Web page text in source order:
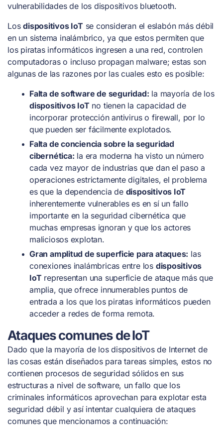
vulnerabilidades de los dispositivos bluetooth.
Losdispositivos IoT se consideran el eslabón más débil
en un sistema inalámbrico, ya que estos permiten que
los piratas informáticos ingresen a una red, controlen
computadoras o incluso propagan malware; estas son
algunas de las razones por las cuales esto es posible:
Falta de software de seguridad: la mayoría de los
dispositivos IoT no tienen la capacidad de
incorporar protección antivirus o firewall, por lo
que pueden ser fácilmente explotados.
Falta de conciencia sobre la seguridad
cibernética: la era moderna ha visto un número
cada vez mayor de industrias que dan el paso a
operaciones estrictamente digitales, el problema
es que la dependencia de dispositivos IoT
inherentemente vulnerables es en sí un fallo
importante en la seguridad cibernética que
muchas empresas ignoran y que los actores
maliciosos explotan.
Gran amplitud de superficie para ataques: las
conexiones inalámbricas entre los dispositivos
IoT representan una superficie de ataque más que
amplia, que ofrece innumerables puntos de
entrada a los que los piratas informáticos pueden
acceder a redes de forma remota.
Ataques comunes de IoT
Dado que la mayoría de los dispositivos de Internet de
las cosas están diseñados para tareas simples, estos no
contienen procesos de seguridad sólidos en sus
estructuras a nivel de software, un fallo que los
criminales informáticos aprovechan para explotar esta
seguridad débil y así intentar cualquiera de ataques
comunes que mencionamos a continuación: